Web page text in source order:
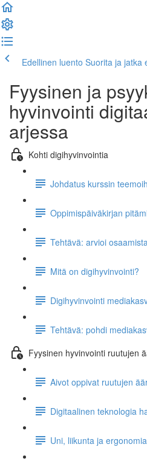
Edellinen luento Suorita ja jatka
Fyysinen ja
hyvinvointi
arjessa
Kohti digihyvinvointia
Johdatus kurssin
Oppimispäiväkirjan
Tehtävä: arvioi
Mitä on digihyvinvointi?
Digihyvinvointi
Tehtävä: pohdi
Fyysinen hyvinvointi ruutujen
Aivot oppivat ruutujen
Digitaalinen teknologia
Uni, liikunta ja ergonomia